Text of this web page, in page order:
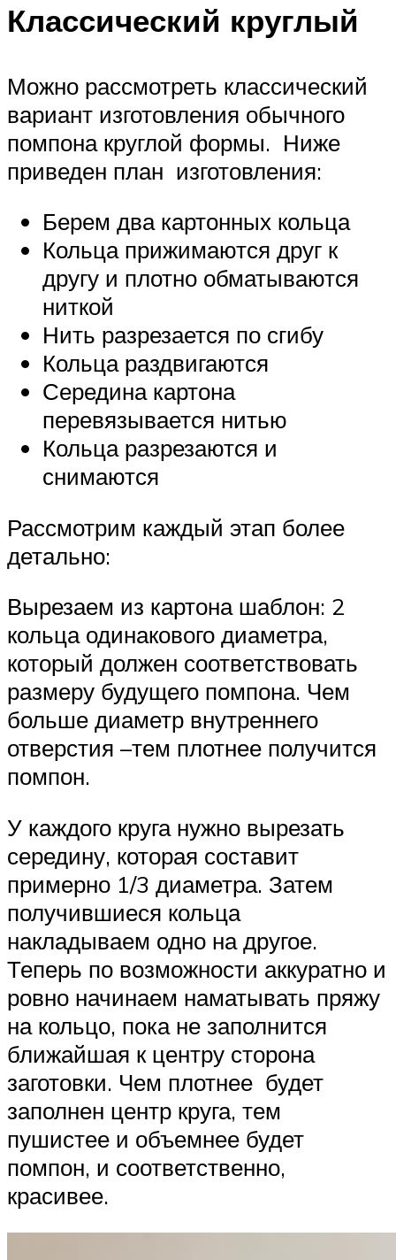
Классический круглый
Можно рассмотреть классический
вариант изготовления обычного
помпона круглой формы. Ниже
приведен план изготовления:
Берем два картонных кольца
Кольца прижимаются друг к
другу и плотно обматываются
ниткой
Нить разрезается по сгибу
Кольца раздвигаются
Середина картона
перевязывается нитью
Кольца разрезаются и
снимаются
Рассмотрим каждый этап более
детально:
Вырезаем из картона шаблон: 2
кольца одинакового диаметра,
который должен соответствовать
размеру будущего помпона. Чем
больше диаметр внутреннего
отверстия –тем плотнее получится
помпон.
У каждого круга нужно вырезать
середину, которая составит
примерно 1/3 диаметра. Затем
получившиеся кольца
накладываем одно на другое.
Теперь по возможности аккуратно и
ровно начинаем наматывать пряжу
на кольцо, пока не заполнится
ближайшая к центру сторона
заготовки. Чем плотнее будет
заполнен центр круга, тем
пушистее и объемнее будет
помпон, и соответственно,
красивее.